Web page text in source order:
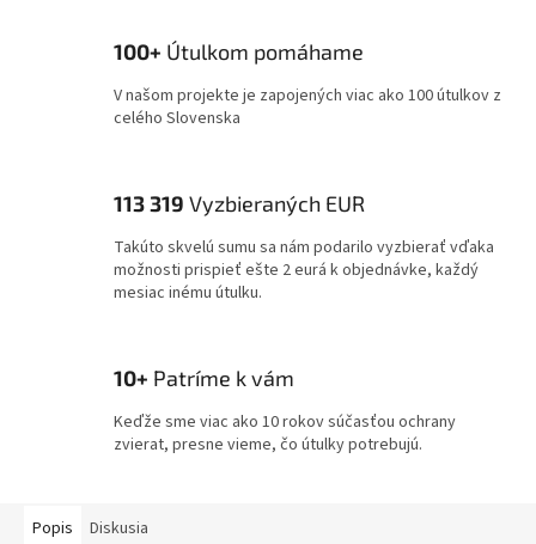
100+ Útulkom pomáhame
V našom projekte je zapojených viac ako 100 útulkov z
celého Slovenska
113 319 Vyzbieraných EUR
Takúto skvelú sumu sa nám podarilo vyzbierať vďaka
možnosti prispieť ešte 2 eurá k objednávke, každý
mesiac inému útulku.
10+ Patríme k vám
Keďže sme viac ako 10 rokov súčasťou ochrany
zvierat, presne vieme, čo útulky potrebujú.
Popis Diskusia